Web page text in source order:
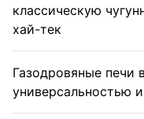
классическую
хай-тек
Газодровяные
универсальностью